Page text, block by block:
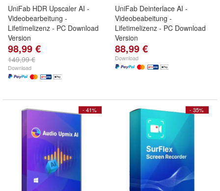
UniFab HDR Upscaler AI -
Videobearbeitung -
Lifetimelizenz - PC Download
Version
98,99 €
149,99 €
Download
UniFab Deinterlace AI -
Videobeabeitung -
Lifetimelizenz - PC Download
Version
88,99 €
Download
- 41% - 35%